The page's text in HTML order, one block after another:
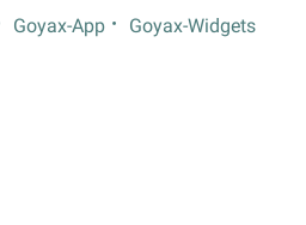
Goyax-App Goyax-Widgets